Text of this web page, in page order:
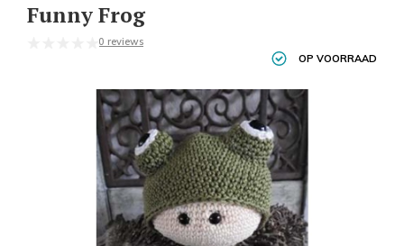
Funny Frog
0 reviews
OP VOORRAAD